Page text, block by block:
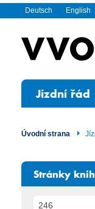
Deutsch English
Jízdní řád
Úvodní strana
Stránky